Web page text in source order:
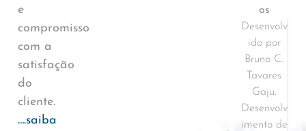
e
compromisso
com a
satisfação
do
cliente.
….saiba
os
Desenvolv
ido por
Bruno C.
Tavares
Gaju.
Desenvolv
imento de